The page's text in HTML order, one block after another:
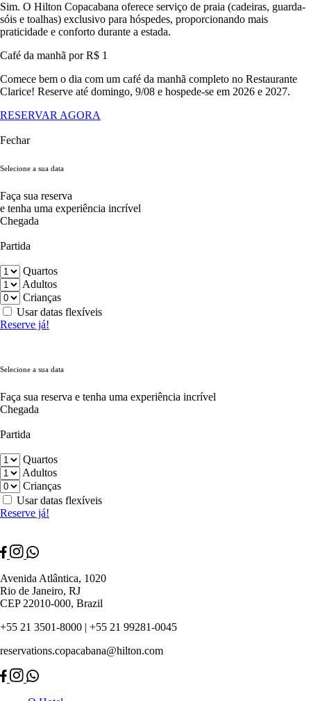
Sim. O Hilton Copacabana oferece serviço de praia (cadeiras, guarda-
sóis e toalhas) exclusivo para hóspedes, proporcionando mais
praticidade e conforto durante a estada.
Café da manhã por R$ 1
Comece bem o dia com um café da manhã completo no Restaurante
Clarice! Reserve até domingo, 9/08 e hospede-se em 2026 e 2027.
RESERVAR AGORA
Fechar
Selecione a sua data
Faça sua reserva
e tenha uma experiência incrível
Chegada
Partida
Quartos
Adultos
Crianças
Usar datas flexíveis
Reserve já!
Selecione a sua data
Faça sua reserva e tenha uma experiência incrível
Chegada
Partida
Quartos
Adultos
Crianças
Usar datas flexíveis
Reserve já!
Avenida Atlântica, 1020
Rio de Janeiro, RJ
CEP 22010-000, Brazil
+55 21 3501-8000 | +55 21 99281-0045
reservations.copacabana@hilton.com